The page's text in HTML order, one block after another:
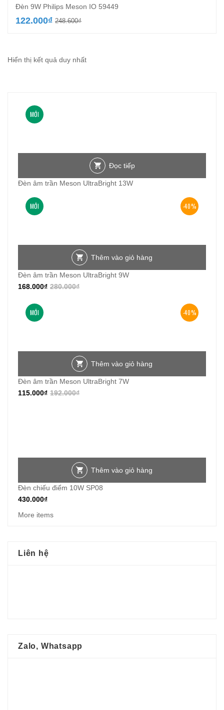
Đèn 9W Philips Meson IO 59449
248.600₫Giá
122.000₫
Giá
122.000₫.
Hiển thị kết quả duy nhất
MỚI
Đọc tiếp
Đèn âm trần Meson UltraBright 13W
-40%
MỚI
Thêm vào giỏ hàng
Đèn âm trần Meson UltraBright 9W
280.000₫
168.000₫
-40%
MỚI
Thêm vào giỏ hàng
Đèn âm trần Meson UltraBright 7W
192.000₫
115.000₫
Thêm vào giỏ hàng
Đèn chiếu điểm 10W SP08
430.000₫
More items
Liên hệ
Zalo, Whatsapp